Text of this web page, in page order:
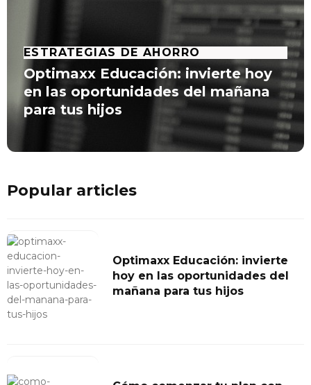
ESTRATEGIAS DE AHORRO
Optimaxx Educación: invierte hoy
en las oportunidades del mañana
para tus hijos
Popular articles
Optimaxx Educación: invierte
hoy en las oportunidades del
mañana para tus hijos